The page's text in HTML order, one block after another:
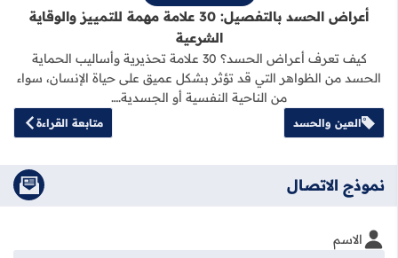
أعراض الحسد بالتفصيل: 30 علامة مهمة للتمييز والوقاية
الشرعية
كيف تعرف أعراض الحسد؟ 30 علامة تحذيرية وأساليب الحماية
الحسد من الظواهر التي قد تؤثر بشكل عميق على حياة الإنسان، سواء
من الناحية النفسية أو الجسدية.…
العين والحسد متابعة القراءة
نموذج الاتصال
الاسم